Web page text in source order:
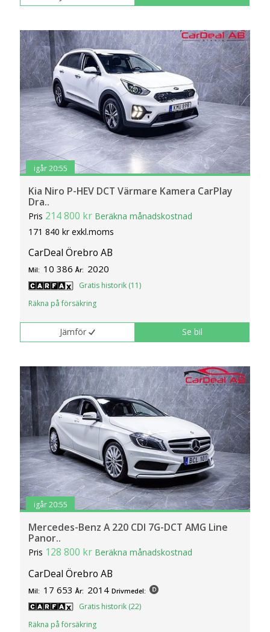
igår 20:55
Kia Niro P-HEV DCT Värmare Kamera CarPlay
Dra..
Pris 214 800 kr Beräkna månadskostnad
171 840 kr exkl.moms
CarDeal Örebro AB
Mil: 10 386 År: 2020
Gratis historik (11)
Räkna på försäkring
Jämför Se bil
igår 20:55
Mercedes-Benz A 220 CDI 7G-DCT AMG Line
Panor..
Pris 128 800 kr Beräkna månadskostnad
CarDeal Örebro AB
Mil: 17 653 År: 2014 Drivmedel:
Gratis historik (22)
Räkna på försäkring